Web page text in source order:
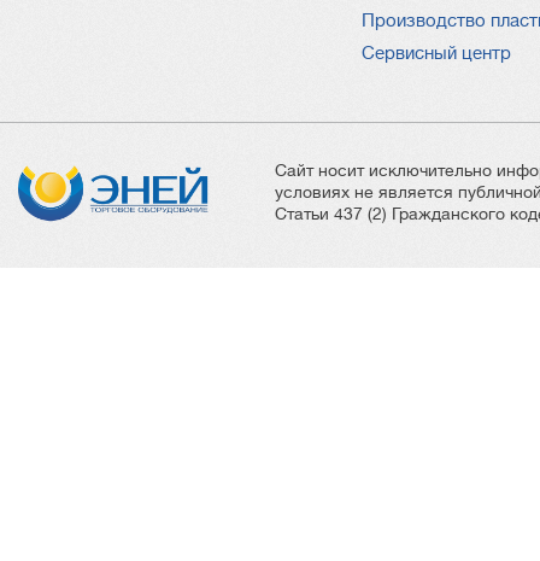
Производство
Сервисный центр
Сайт носит исключительно
условиях не является
Статьи 437 (2) Гражданского